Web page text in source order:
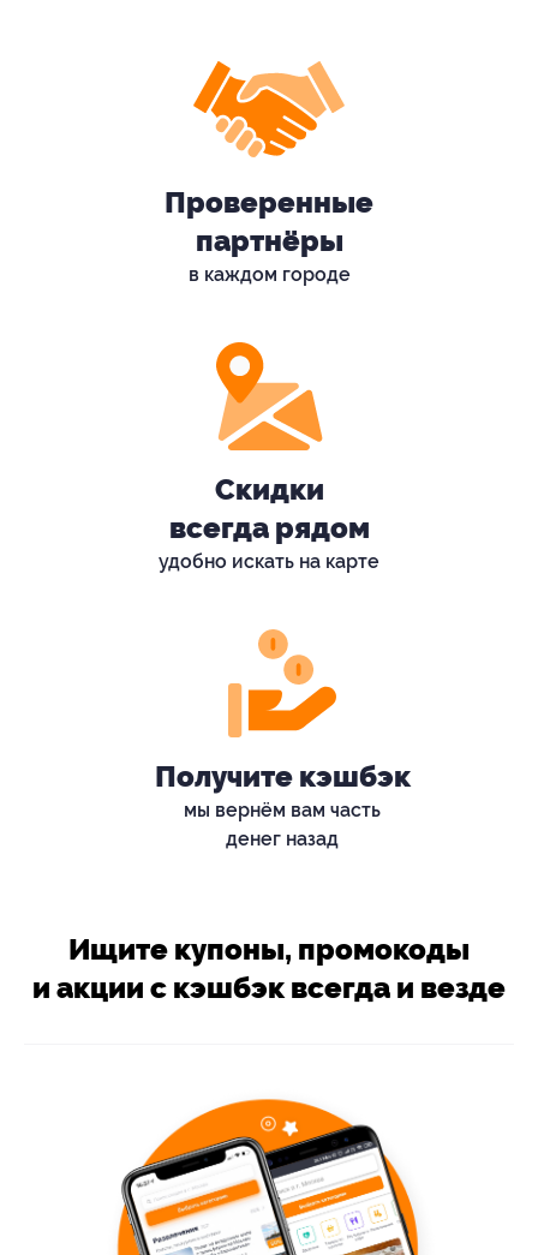
Проверенные
партнёры
в каждом городе
Скидки
всегда рядом
удобно искать на карте
Получите кэшбэк
мы вернём вам часть
денег назад
Ищите купоны, промокоды
и акции с кэшбэк всегда и везде